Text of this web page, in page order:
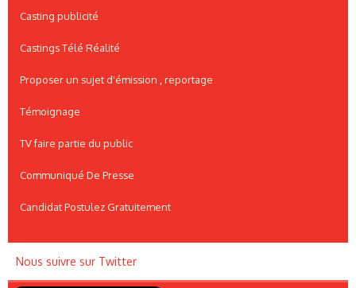
Casting publicité
Castings Télé Réalité
Proposer un sujet d'émission , reportage
Témoignage
TV faire partie du public
Communiqué De Presse
Candidat Postulez Gratuitement
Nous suivre sur Twitter